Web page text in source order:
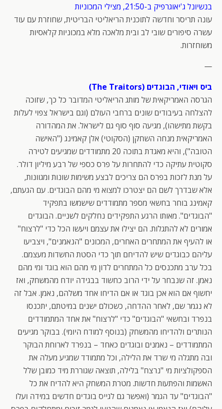
בנשיונל ג'יאוגרפיק ב-21:50, מצילי המכוניות
עונה תריסר וחדשה לתוכנית הריאליטי הבריטית, שחוזרת עם עוד
עשרה סיפורים שובי לב ובית מלאכה מלא במכוניות קלאסיות
משוחזרות.
—
ביס ויאודי, הבוגדים (The Traitors)
הגרסה האמריקאית של מותג הריאליטי המדובר כל כך, שזוכה
להצלחה בעיבודים שונים ברחבי העולם (וגם בישראל צפוי לעלות
בקשת מתישהו), מגיעה סוף סוף גם לישראל. את המהדורה
האמריקאית מנחה השחקן (הסקוטי) אלן קאמינג ("האישה
הטובה"), והיא מאגדת בתוכה 20 מתמודדים שמגיעים לטירה
סקוטית עתיקה כדי להתחרות על פרס כספי של רבע מיליון דולר.
על מנת לזכות בפרס הם צריכים לבצע משימות שונות ומגוונות,
אלא שבדרך לשם הם יצטרכו למצוא מי מהם הבוגדים. עם הגעתם,
קאמינג בוחר בחשאי מספר מתמודדים שישמשו בתפקיד
"הבוגדים". מאותו הרגע התפקידים נחלקים לשניים. הבוגדים
אמורים לא להתגלות. הם יצילו את עצמם ויעשו הכל כדי "לרצוח"
או להעיף את המתחרים האחרים, המכונים "הנאמנים", ויצביעו
עליהם כבוגדים שיש להדיחם תוך כדי הסטת החשדות מעצמם.
בכל ערב מתכנסים כל המתחרים לדון מי מהם הוא בוגד ומי מהם
נאמן. זה שנבחר על ידי הרוב כחשוד בבגידה יודח מהמשחק, ואז
יחשוף אם הוא אכן בוגד או אם הדיחו אחד משלהם, נאמן. אבל זה
לא נגמר שם, לאחר ההדחה, כשכולם ישנים במיטתם, יתכנסו
בנפרד ובחשאי "הבוגדים" כדי "לרצוח" את אחד המתמודדים
הנותרים ולהדיחו מהמשחק (בנוסף למודח היומי). בבוקר מגיעים
המתמודדים – נאמנים ובוגדים כאחד – בנפרד לארוחת הבוקר
ובה מתגלה מי שרד את הלילה, וכל מתמודד שמגיע מעלה את
הספקולציות מי "נרצח" בלילה, תוצאה שגוררת מיד כמובן שלל
האשמות והפתעות חדשות. מטרת המשחק היא להדיח את כל
"הבוגדים" עד הגמר (ואפשר גם לגייס בוגדים חדשים במידה ועלו